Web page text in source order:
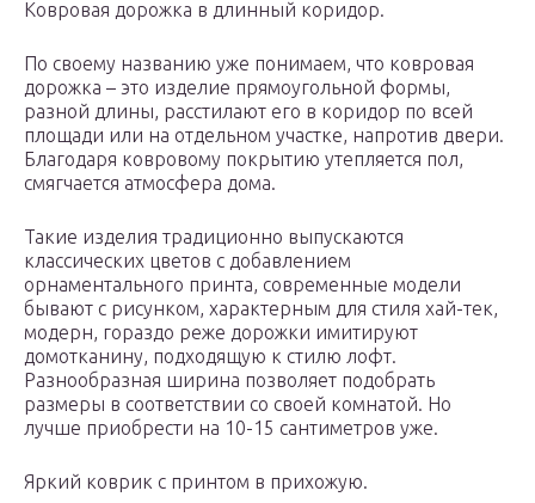
Ковровая дорожка в длинный коридор.
По своему названию уже понимаем, что ковровая
дорожка – это изделие прямоугольной формы,
разной длины, расстилают его в коридор по всей
площади или на отдельном участке, напротив двери.
Благодаря ковровому покрытию утепляется пол,
смягчается атмосфера дома.
Такие изделия традиционно выпускаются
классических цветов с добавлением
орнаментального принта, современные модели
бывают с рисунком, характерным для стиля хай-тек,
модерн, гораздо реже дорожки имитируют
домотканину, подходящую к стилю лофт.
Разнообразная ширина позволяет подобрать
размеры в соответствии со своей комнатой. Но
лучше приобрести на 10-15 сантиметров уже.
Яркий коврик с принтом в прихожую.